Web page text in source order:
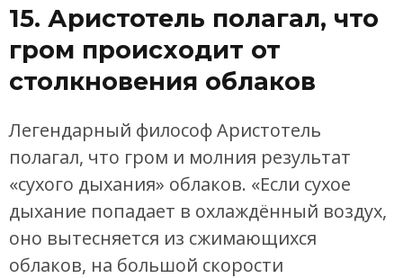
15. Аристотель полагал, что
гром происходит от
столкновения облаков
Легендарный философ Аристотель
полагал, что гром и молния результат
«сухого дыхания» облаков. «Если сухое
дыхание попадает в охлаждённый воздух,
оно вытесняется из сжимающихся
облаков, на большой скорости